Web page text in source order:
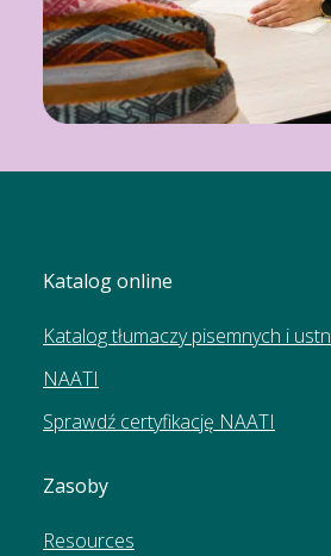
Katalog online
Katalog tłumaczy pisemnych i
NAATI
Sprawdź certyfikację NAATI
Zasoby
Resources